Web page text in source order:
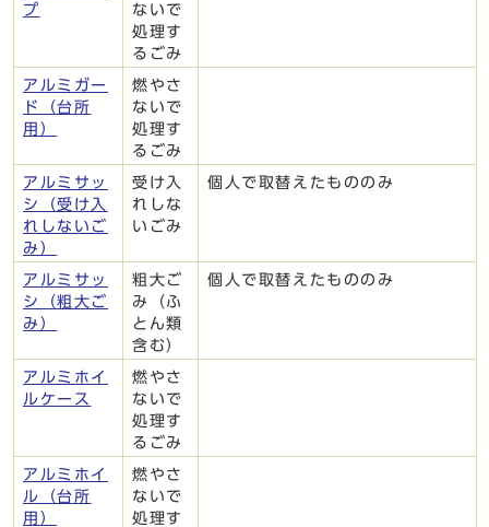
プ
ないで
処理す
るごみ
アルミガー
ド（台所
用）
燃やさ
ないで
処理す
るごみ
アルミサッ
シ（受け入
れしないご
み）
受け入
れしな
いごみ
個人で取替えたもののみ
アルミサッ
シ（粗大ご
み）
粗大ご
み（ふ
とん類
含む）
個人で取替えたもののみ
アルミホイ
ルケース
燃やさ
ないで
処理す
るごみ
アルミホイ
ル（台所
用）
燃やさ
ないで
処理す